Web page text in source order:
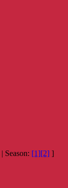
| Season: [1][2] ]